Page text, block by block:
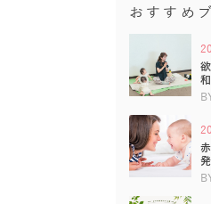
おすすめ